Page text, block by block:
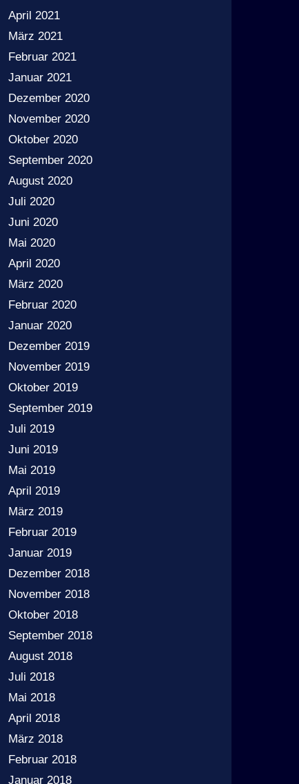
April 2021
März 2021
Februar 2021
Januar 2021
Dezember 2020
November 2020
Oktober 2020
September 2020
August 2020
Juli 2020
Juni 2020
Mai 2020
April 2020
März 2020
Februar 2020
Januar 2020
Dezember 2019
November 2019
Oktober 2019
September 2019
Juli 2019
Juni 2019
Mai 2019
April 2019
März 2019
Februar 2019
Januar 2019
Dezember 2018
November 2018
Oktober 2018
September 2018
August 2018
Juli 2018
Mai 2018
April 2018
März 2018
Februar 2018
Januar 2018